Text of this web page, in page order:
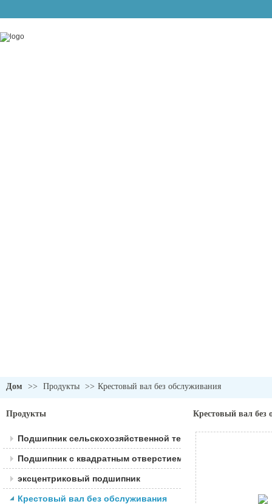
Дом >> Продукты >> Крестовый вал без обслуживания
Продукты
Подшипник сельскохозяйственной техники
Подшипник с квадратным отверстием
эксцентриковый подшипник
Крестовый вал без обслуживания
Крестовый вал без